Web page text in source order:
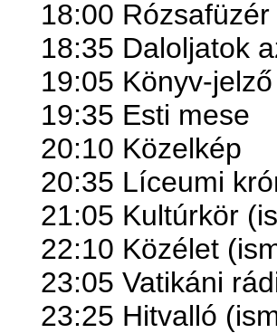
18:00
18:35 Daloljatok
19:05 Könyv-jelző
19:35 Esti mese
20:10 Közelkép
20:35 Líceumi
21:05 Kultúrkör
22:10 Közélet
23:05 Vatikáni
23:25 Hitvalló